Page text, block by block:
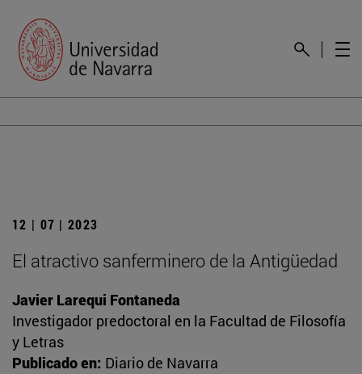
12 | 07 | 2023
El atractivo sanferminero de la Antigüedad
Javier Larequi Fontaneda
Investigador predoctoral en la Facultad de Filosofía
y Letras
Publicado en: Diario de Navarra